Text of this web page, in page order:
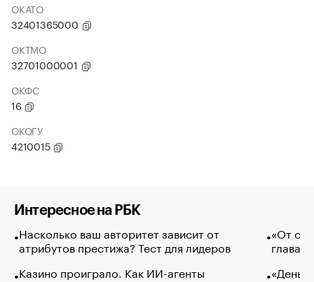
ОКАТО
32401365000
ОКТМО
32701000001
ОКФС
16
ОКОГУ
4210015
Интересное на РБК
Насколько ваш авторитет зависит от
атрибутов престижа? Тест для лидеров
Казино проиграло. Как ИИ-агенты
«От
глава